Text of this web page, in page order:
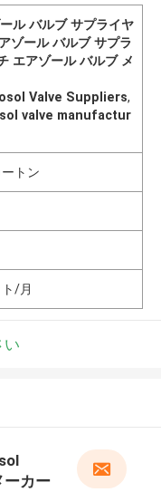
ル バルブ サプライヤ
ゾール バルブ サプラ
エアゾール バルブ メ
Valve Suppliers,
valve manufactur
トン
/月
い
ーカー